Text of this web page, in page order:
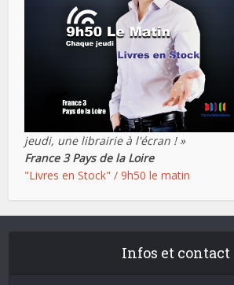
jeudi, une librairie à l'écran ! »
France 3 Pays de la Loire
"Livres en Stock" / 9h50 le matin
Infos et contact